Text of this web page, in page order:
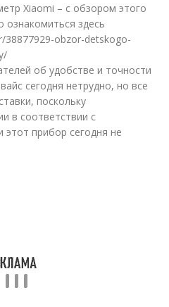
Xiaomi – c обзором этого
здесь
obzor-detskogo-
об удобстве и точности
сегодня нетрудно, но все
поскольку
в соответствии с
этот прибор сегодня не